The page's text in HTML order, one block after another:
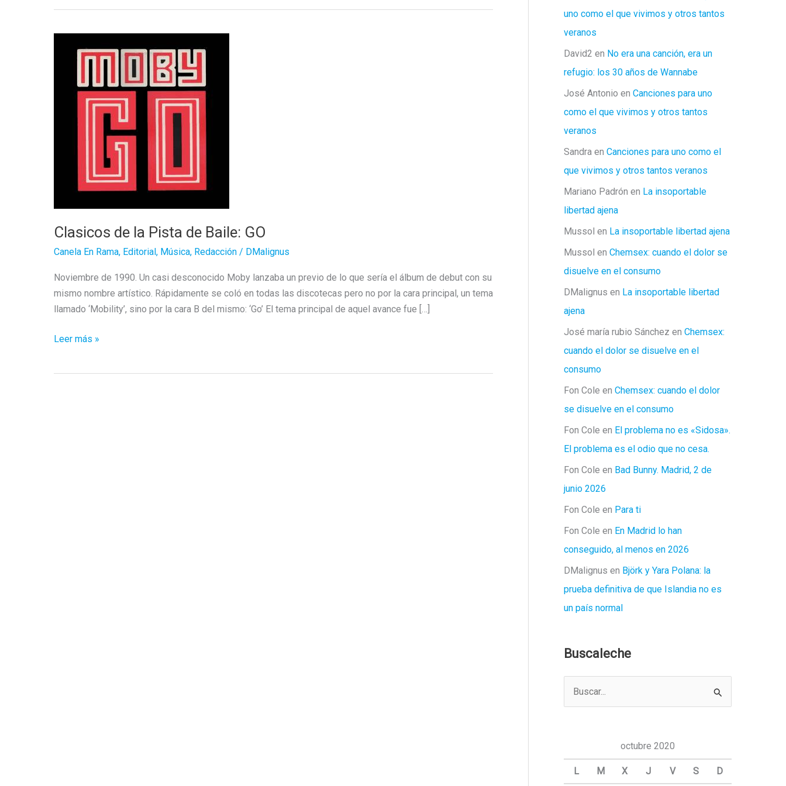
Clasicos de la Pista de Baile: GO
Canela En Rama, Editorial , Música, Redacción / DMalignus
Noviembre de 1990. Un casi desconocido Moby lanzaba un previo de lo que sería el álbum de debut con su
mismo nombre artístico. Rápidamente se coló en todas las discotecas pero no por la cara principal, un tema
llamado ‘Mobility’, sino por la cara B del mismo: ‘Go’ El tema principal de aquel avance fue […]
Clasicos
Leer más »
uno como el que vivimos y otros tantos
veranos
David2 en No era una canción, era un
refugio: los 30 años de Wannabe
José Antonio en Canciones para uno
como el que vivimos y otros tantos
veranos
Sandra en Canciones para uno como el
que vivimos y otros tantos veranos
Mariano Padrón en La insoportable
libertad ajena
Mussol en La insoportable libertad ajena
Mussol en Chemsex: cuando el dolor se
disuelve en el consumo
DMalignus en La insoportable libertad
ajena
José maría rubio Sánchez en Chemsex:
cuando el dolor se disuelve en el
consumo
Fon Cole en Chemsex: cuando el dolor
se disuelve en el consumo
Fon Cole en El problema no es «Sidosa».
El problema es el odio que no cesa.
Fon Cole en Bad Bunny. Madrid, 2 de
junio 2026
Fon Cole en Para ti
Fon Cole en En Madrid lo han
conseguido, al menos en 2026
DMalignus en Björk y Yara Polana: la
prueba definitiva de que Islandia no es
un país normal
Buscaleche
a
octubre 2020
L M X J V S D